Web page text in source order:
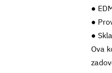
●
●
●
Ova